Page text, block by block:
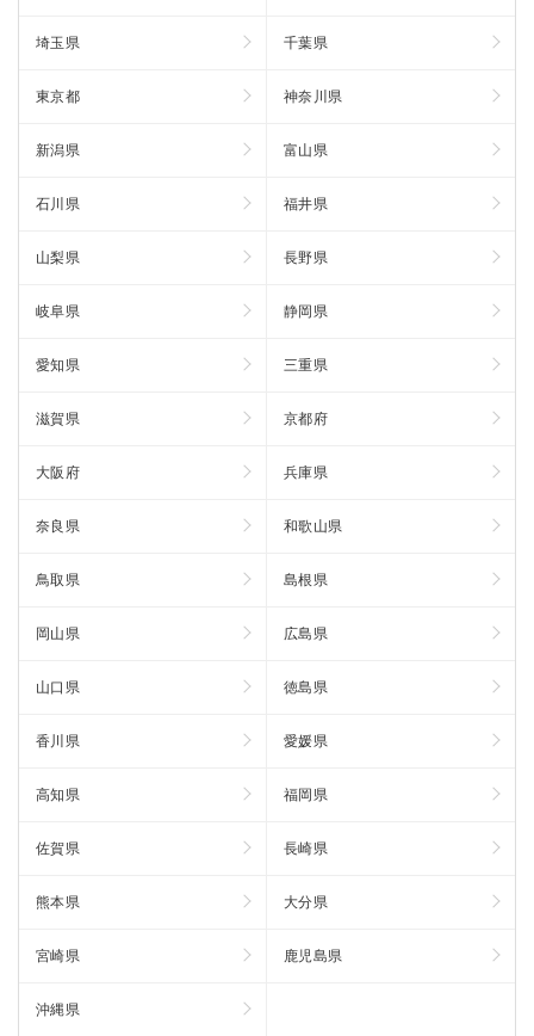
埼玉県 千葉県
東京都 神奈川県
新潟県 富山県
石川県 福井県
山梨県 長野県
岐阜県 静岡県
愛知県 三重県
滋賀県 京都府
大阪府 兵庫県
奈良県 和歌山県
鳥取県 島根県
岡山県 広島県
山口県 徳島県
香川県 愛媛県
高知県 福岡県
佐賀県 長崎県
熊本県 大分県
宮崎県 鹿児島県
沖縄県